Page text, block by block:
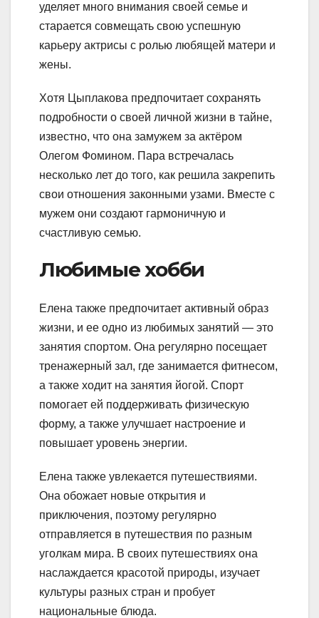
уделяет много внимания своей семье и
старается совмещать свою успешную
карьеру актрисы с ролью любящей матери и
жены.
Хотя Цыплакова предпочитает сохранять
подробности о своей личной жизни в тайне,
известно, что она замужем за актёром
Олегом Фомином. Пара встречалась
несколько лет до того, как решила закрепить
свои отношения законными узами. Вместе с
мужем они создают гармоничную и
счастливую семью.
Любимые хобби
Елена также предпочитает активный образ
жизни, и ее одно из любимых занятий — это
занятия спортом. Она регулярно посещает
тренажерный зал, где занимается фитнесом,
а также ходит на занятия йогой. Спорт
помогает ей поддерживать физическую
форму, а также улучшает настроение и
повышает уровень энергии.
Елена также увлекается путешествиями.
Она обожает новые открытия и
приключения, поэтому регулярно
отправляется в путешествия по разным
уголкам мира. В своих путешествиях она
наслаждается красотой природы, изучает
культуры разных стран и пробует
национальные блюда.